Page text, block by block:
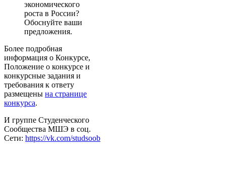
экономического
роста в России?
Обоснуйте ваши
предложения.
Более подробная
информация о Конкурсе,
Положение о конкурсе и
конкурсные задания и
требования к ответу
размещены на странице
конкурса.
И группе Студенческого
Сообщества МШЭ в соц.
Сети: https://vk.com/studsoob